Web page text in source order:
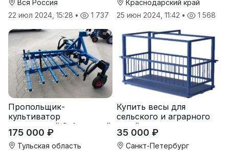
Вся Россия
22 июл 2024, 15:28 • 1 737
Краснодарский край
25 июн 2024, 11:42 • 1 568
Пропольщик-
культиватор
штригерный 3-4-рядный
«ТУЛКА-3/4»
175 000 ₽
Тульская область
Купить весы для
сельского и аграрного
хозяйства от
производителя
35 000 ₽
Санкт-Петербург